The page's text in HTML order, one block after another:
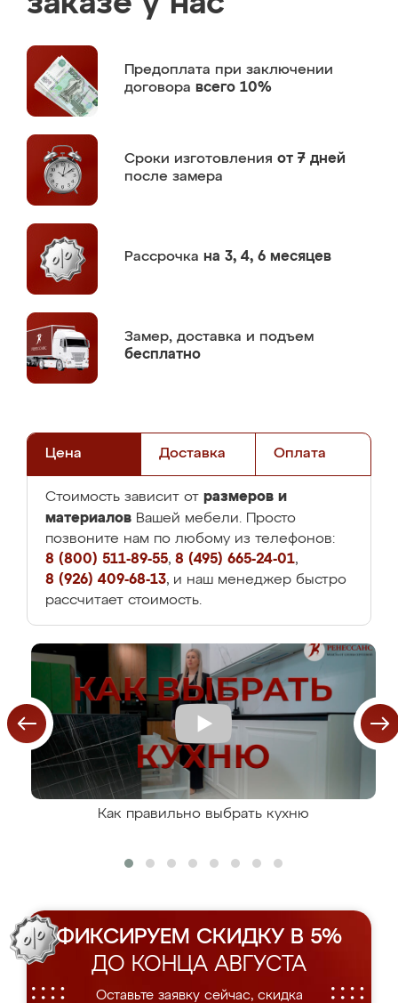
Предоплата при заключении
договора всего 10%
Сроки изготовления от 7 дней
после замера
Рассрочка на 3, 4, 6 месяцев
Замер, доставка и подъем
бесплатно
Цена Доставка Оплата
Стоимость зависит от размеров и
материалов Вашей мебели. Просто
позвоните нам по любому из телефонов:
8 (800) 511-89-55, 8 (495) 665-24-01,
8 (926) 409-68-13, и наш менеджер быстро
рассчитает стоимость.
Как правильно выбрать кухню
ФИКСИРУЕМ СКИДКУ В 5%
ДО КОНЦА АВГУСТА
Оставьте заявку сейчас, скидка